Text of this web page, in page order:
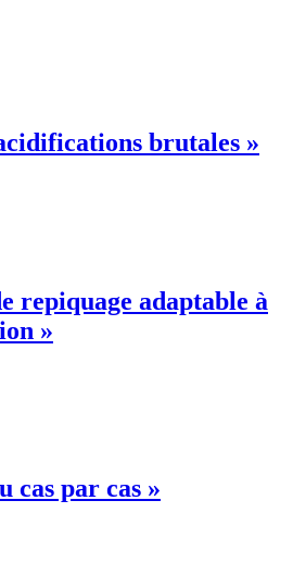
brutales »
repiquage adaptable à
»
cas par cas »